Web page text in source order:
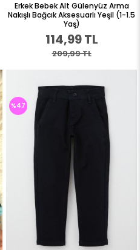
Erkek Bebek Alt Gülenyüz Arma
Nakışlı Bağcık Aksesuarlı Yeşil (1-1.5
Yaş)
114,99 TL
209,99 TL
%47